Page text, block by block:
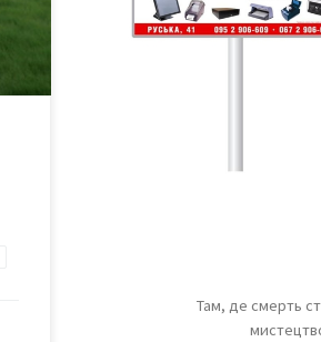
на
Там, де смерть